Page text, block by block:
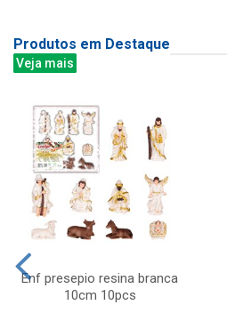
Produtos em Destaque
Veja mais
Enf presepio resina branca
10cm 10pcs